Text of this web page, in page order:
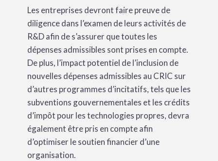
Les entreprises devront faire preuve de
diligence dans l’examen de leurs activités de
R&D afin de s’assurer que toutes les
dépenses admissibles sont prises en compte.
De plus, l’impact potentiel de l’inclusion de
nouvelles dépenses admissibles au CRIC sur
d’autres programmes d’incitatifs, tels que les
subventions gouvernementales et les crédits
d’impôt pour les technologies propres, devra
également être pris en compte afin
d’optimiser le soutien financier d’une
organisation.